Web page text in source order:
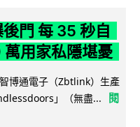
門 每 35 秒自
萬用家私隱堪憂
博通電子（Zbtlink）生產
」（無盡...
閱